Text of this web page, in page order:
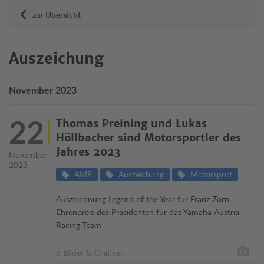
zur Übersicht
Auszeichung
November 2023
22
November
2023
Thomas Preining und Lukas
Höllbacher sind Motorsportler des
Jahres 2023
AMF Auszeichung Motorsport
Auszeichnung Legend of the Year für Franz Zorn,
Ehrenpreis des Präsidenten für das Yamaha Austria
Racing Team
8 Bilder & Grafiken